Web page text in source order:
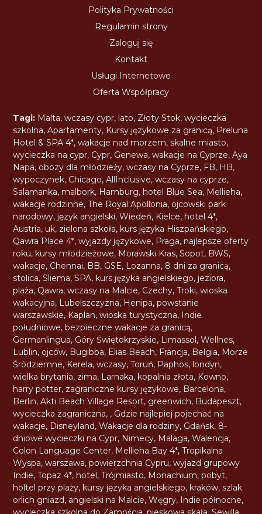
Polityka Prywatności
Regulamin strony
Zaloguj się
Kontakt
Usługi Internetowe
Oferta Współpracy
Tagi: Malta,wczasy cypr, lato, Złoty Stok,wycieczka
szkolna,Apartamenty, Kursy językowe za granicą, Preluna
Hotel & SPA 4*,wakacje nad morzem,skalne miasto,
wycieczka na cypr, Cypr, Genewa,wakacje na Cyprze,Aya
Napa, obozy dla młodzieży,wczasy na Cyprze, FB, HB,
wypoczynek, Chicago,AllInclusive,wczasy na cyprze,
Salamanka, malbork, Hamburg, hotel Blue Sea, Mellieha,
wakacje rodzinne,The Royal Apollonia, ojcowski park
narodowy, język angielski,Wiedeń, Kielce, hotel 4*,
Austria, uk, zielona szkoła, kurs języka Hiszpańskiego,
Qawra Place 4*,wyjazdy językowe, Praga, najlepsze oferty
roku, kursy młodzieżowe, Morawski Kras,Sopot, BWS,
wakacje, Chennai, BB, GSE, Lozanna, 8 dni za granicą,
stolica,Sliema,SPA, kurs języka angielskiego, jeziora,
plaża, Qawra,wczasy na Malcie, Czechy,Troki,wioska
wakacyjna, Lubelszczyzna, Henipa,powstanie
warszawskie, Kaplan,wioska turystyczna, Indie
południowe, bezpieczne wakacje za granicą,
Germanlingua, Góry Świętokrzyskie, Limassol ,Wellnes,
Lublin, ojców, Bugibba, Elias Beach, Francja, Belgia, Morze
Śródziemne, Kerela,wczasy,Toruń, Paphos, londyn,
wielka brytania, zima, Larnaka, kopalnia złota, Kowno,
harry potter, zagraniczne kursy językowe, Barcelona,
Berlin,Akti Beach Village Resort, greenwich, Budapeszt,
wycieczka zagraniczna, , Gdzie najlepiej pojechać na
wakacje, Disneyland,Wakacje dla rodziny, Gdańsk, 8-
dniowe wycieczki na Cypr, Nimecy, Malaga,Walencja,
Colon Language Center, Mellieha Bay 4*,Tropikalna
Wyspa,warszawa,powierzchnia Cypru,wyjazd grupowy
Indie,Topaz 4*, hotel ,Trójmiasto, Monachium,pobyt,
holtel przy plaży, kursy języka angielskiego, kraków,szlak
orlich gniazd, angielski na Malcie,Węgry, Indie północne,